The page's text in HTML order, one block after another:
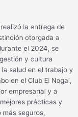
la entrega de
otorgada a
el 2024, se
y cultura
salud en el trabajo y
en el Club El Nogal,
empresarial y a
prácticas y
más seguros,